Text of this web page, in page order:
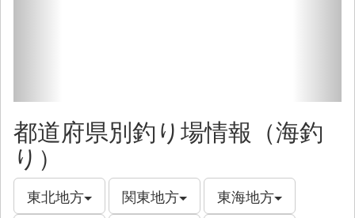
都道府県別釣り場情報（海釣
り）
東北地方 関東地方
東海地方